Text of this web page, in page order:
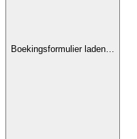
Boekingsformulier laden…